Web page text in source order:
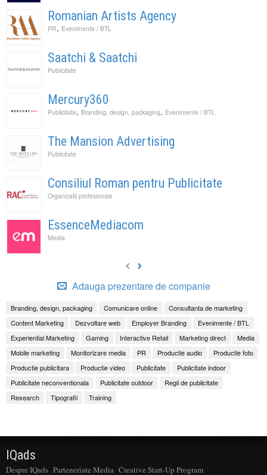
Romanian Artists Agency
PR, Evenimente / BTL
Saatchi & Saatchi
Publicitate
Mercury360
Publicitate, Branding, design, packaging, Evenimente / BTL
The Mansion Advertising
Publicitate
Consiliul Roman pentru Publicitate
Organizatii profesionale
EssenceMediacom
Media
Adauga prezentare de companie
Branding, design, packaging Comunicare online
Consultanta de marketing
Content Marketing
Dezvoltare web Employer Branding
Evenimente / BTL
Experiential Marketing
Gaming Interactive Retail Marketing direct
Media
Mobile marketing
Monitorizare media PR Productie audio
Productie foto
Productie publicitara
Productie video Publicitate
Publicitate indoor
Publicitate neconventionala
Publicitate outdoor
Regii de publicitate
Research
Tipografii Training
IQads
Despre IQads Parteneriate Media Creative Start-Up Program